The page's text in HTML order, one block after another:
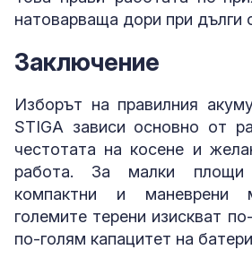
натоварваща дори при дълги
Заключение
Изборът на правилния
STIGA зависи основно от
честотата на косене и
работа. За малки
компактни и маневрени
големите терени изискват
по-голям капацитет на